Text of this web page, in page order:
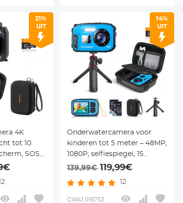
21%
UIT
4K
tot 10
SOS-
– voor
14%
UIT
Onderwatercamera voor
kinderen tot 5 meter – 48MP,
1080P, selfiespiegel, 15
frames, 6 filters, statief &
139,99€119,99€
12
GW41.0167S3